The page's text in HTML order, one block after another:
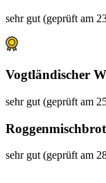
sehr gut (geprüft am
Vogtländischer
sehr gut (geprüft am
Roggenmischbrot
sehr gut (geprüft am